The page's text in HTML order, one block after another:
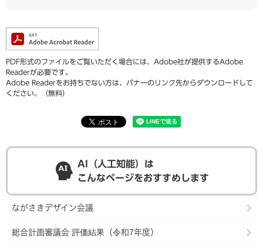
PDF形式のファイルをご覧いただく場合には、Adobe社が提供するAdobe
Readerが必要です。
Adobe Readerをお持ちでない方は、バナーのリンク先からダウンロードして
ください。（無料）
AI（人工知能）は
こんなページをおすすめします
ながさきデザイン会議
総合計画審議会 評価結果（令和7年度）